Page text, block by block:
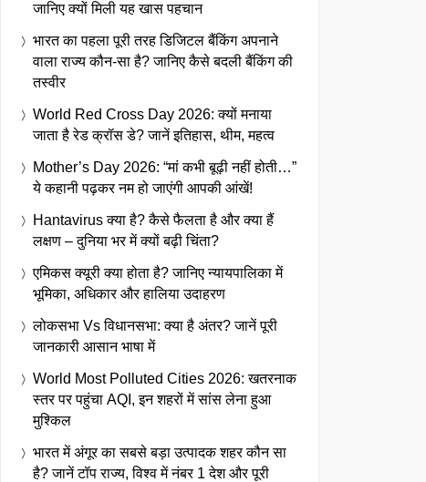
जानिए क्यों मिली यह खास पहचान
भारत का पहला पूरी तरह डिजिटल बैंकिंग अपनाने
वाला राज्य कौन-सा है? जानिए कैसे बदली बैंकिंग की
तस्वीर
World Red Cross Day 2026: क्यों मनाया
जाता है रेड क्रॉस डे? जानें इतिहास, थीम, महत्व
Mother’s Day 2026: “मां कभी बूढ़ी नहीं होती…”
ये कहानी पढ़कर नम हो जाएंगी आपकी आंखें!
Hantavirus क्या है? कैसे फैलता है और क्या हैं
लक्षण – दुनिया भर में क्यों बढ़ी चिंता?
एमिकस क्यूरी क्या होता है? जानिए न्यायपालिका में
भूमिका, अधिकार और हालिया उदाहरण
लोकसभा Vs विधानसभा: क्या है अंतर? जानें पूरी
जानकारी आसान भाषा में
World Most Polluted Cities 2026: खतरनाक
स्तर पर पहुंचा AQI, इन शहरों में सांस लेना हुआ
मुश्किल
भारत में अंगूर का सबसे बड़ा उत्पादक शहर कौन सा
है? जानें टॉप राज्य, विश्व में नंबर 1 देश और पूरी